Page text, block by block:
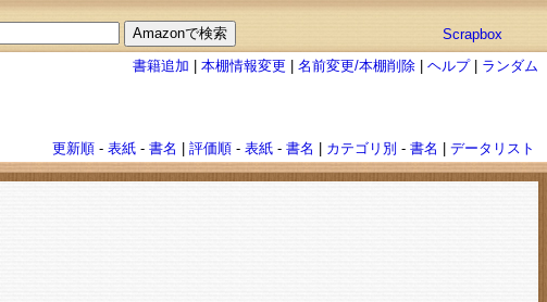
Scrapbox
書籍追加 |本棚情報変更 |名前変更/本棚削除 |ヘルプ| ランダム
更新順 -表紙 -書名 |評価順 -表紙 -書名 カテゴリ別 -書名 |データリスト